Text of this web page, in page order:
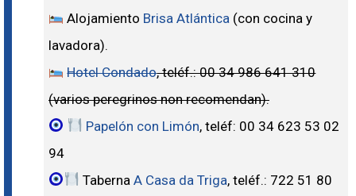
Alojamiento Brisa Atlántica (con cocina y
lavadora).
Hotel Condado, teléf.: 00 34 986 641 310
(varios peregrinos non recomendan).
Papelón con Limón, teléf: 00 34 623 53 02
94
Taberna A Casa da Triga, teléf.: 722 51 80